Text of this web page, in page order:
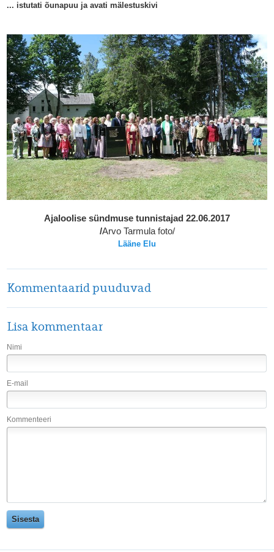
... istutati õunapuu ja avati mälestuskivi
Ajaloolise sündmuse tunnistajad 22.06.2017
/Arvo Tarmula foto/
Lääne Elu
Kommentaarid puuduvad
Lisa kommentaar
Nimi
E-mail
Kommenteeri